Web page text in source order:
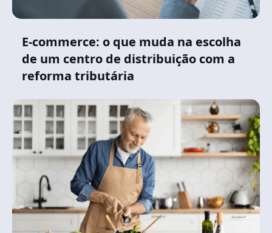
E-commerce: o que muda na escolha
de um centro de distribuição com a
reforma tributária